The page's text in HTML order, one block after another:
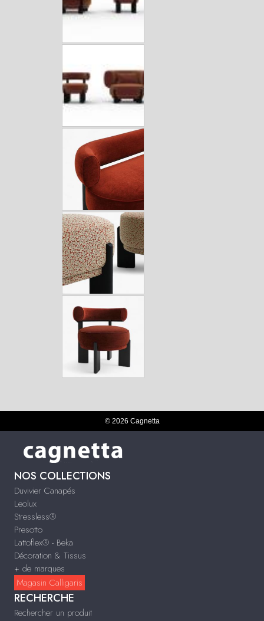
© 2026 Cagnetta
NOS COLLECTIONS
Duvivier Canapés
Leolux
Stressless®
Presotto
Lattoflex® - Beka
Décoration & Tissus
+ de marques
Magasin Calligaris
RECHERCHE
Rechercher un produit